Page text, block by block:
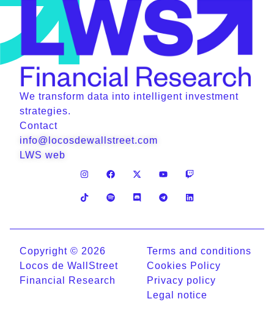
We transform data into intelligent investment
strategies.
Contact
info@locosdewallstreet.com
LWS web
Copyright © 2026
Locos de WallStreet
Financial Research
Terms and conditions
Cookies Policy
Privacy policy
Legal notice